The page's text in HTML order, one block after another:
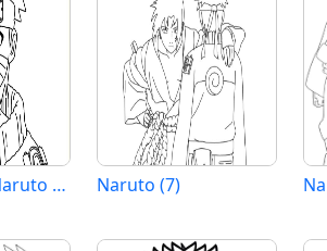
Tisknutelný Naruto Obrázek pro Děti Naruto (7)